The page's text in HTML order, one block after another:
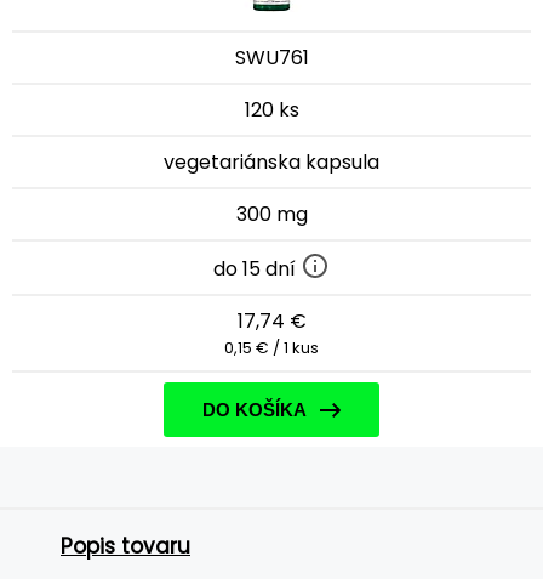
SWU761
120 ks
vegetariánska kapsula
300 mg
do 15 dní
17,74 €
0,15 € / 1 kus
DO KOŠÍKA
Popis tovaru